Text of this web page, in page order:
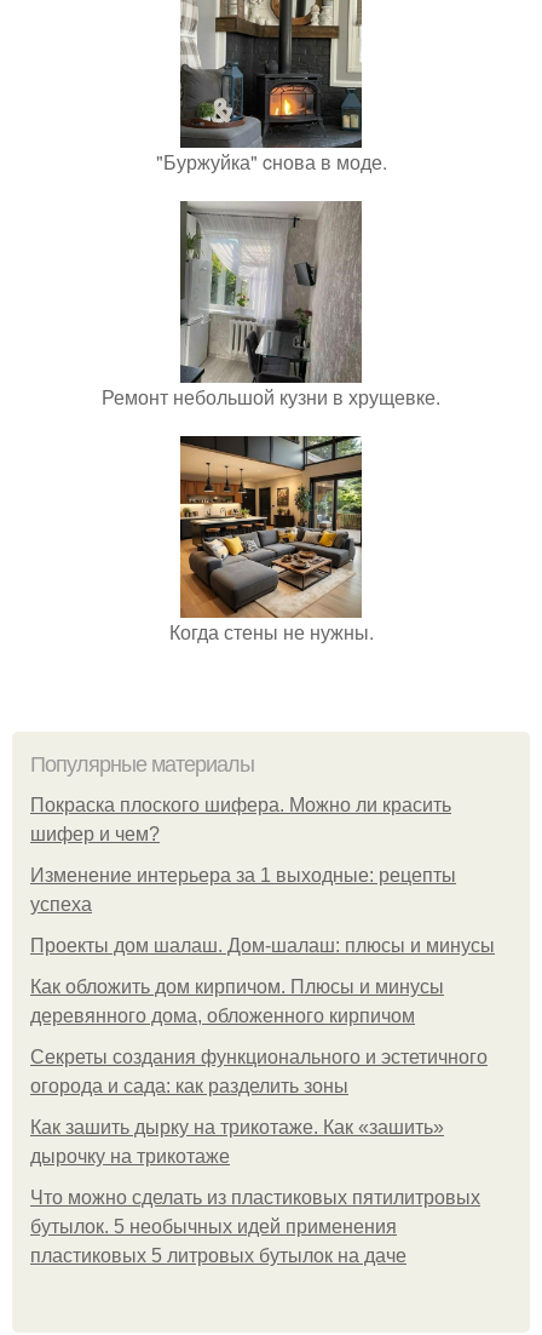
"Буржуйка" cнова в моде.
Ремонт небольшой кузни в хрущевке.
Когда стены не нужны.
Популярные материалы
Покраска плоского шифера. Можно ли красить
шифер и чем?
Изменение интерьера за 1 выходные: рецепты
успеха
Проекты дом шалаш. Дом-шалаш: плюсы и минусы
Как обложить дом кирпичом. Плюсы и минусы
деревянного дома, обложенного кирпичом
Секреты создания функционального и эстетичного
огорода и сада: как разделить зоны
Как зашить дырку на трикотаже. Как «зашить»
дырочку на трикотаже
Что можно сделать из пластиковых пятилитровых
бутылок. 5 необычных идей применения
пластиковых 5 литровых бутылок на даче